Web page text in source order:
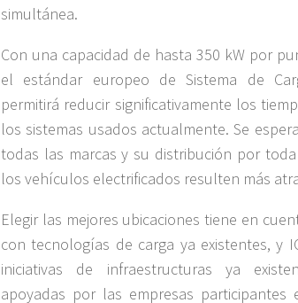
simultánea.
Con una capacidad de hasta 350 kW por
el estándar europeo de Sistema de
permitirá reducir significativamente los
los sistemas usados actualmente. Se
todas las marcas y su distribución por
los vehículos electrificados resulten más
Elegir las mejores ubicaciones tiene en
con tecnologías de carga ya existentes, y
iniciativas de infraestructuras ya
apoyadas por las empresas participantes